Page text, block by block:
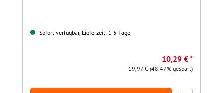
Sofort verfügbar, Lieferzeit: 1-5 Tage
10,29 € *
19,97 €(48.47% gespart)